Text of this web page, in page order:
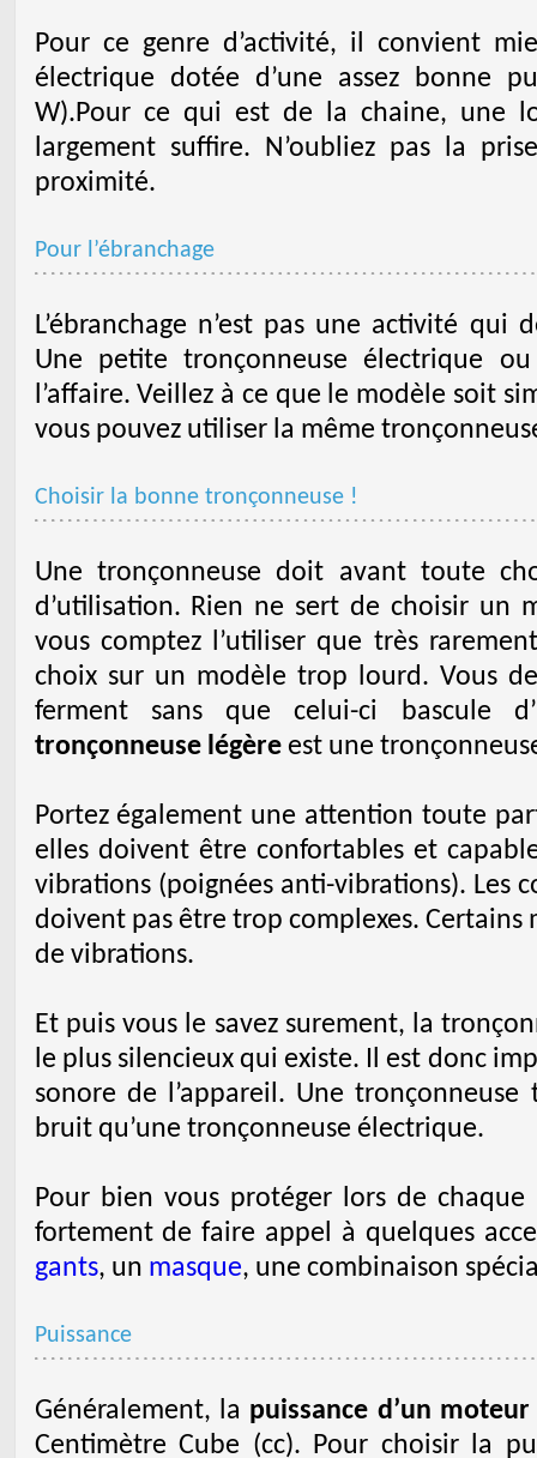
Pour ce genre d’activité, il convient
électrique dotée d’une assez bonne
W).Pour ce qui est de la chaine, une
largement suffire. N’oubliez pas la
proximité.
Pour l’ébranchage
L’ébranchage n’est pas une activité qui
Une petite tronçonneuse électrique
l’affaire. Veillez à ce que le modèle soit
vous pouvez utiliser la même
Choisir la bonne tronçonneuse !
Une tronçonneuse doit avant toute
d’utilisation. Rien ne sert de choisir un
vous comptez l’utiliser que très
choix sur un modèle trop lourd. Vous
ferment sans que celui-ci bascule
tronçonneuse légèreest une
Portez également une attention toute
elles doivent être confortables et
vibrations (poignées anti-vibrations). Les
doivent pas être trop complexes. Certains
de vibrations.
Et puis vous le savez surement, la
le plus silencieux qui existe. Il est donc
sonore de l’appareil. Une
bruit qu’une tronçonneuse électrique.
Pour bien vous protéger lors de
fortement de faire appel à quelques
gants, un masque, une combinaison
Puissance
Généralement, la puissance d’un
Centimètre Cube (cc). Pour choisir la